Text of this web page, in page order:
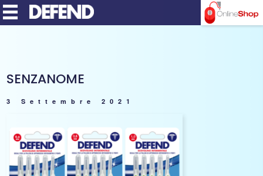
MENU
SENZANOME
3 Settembre 2021